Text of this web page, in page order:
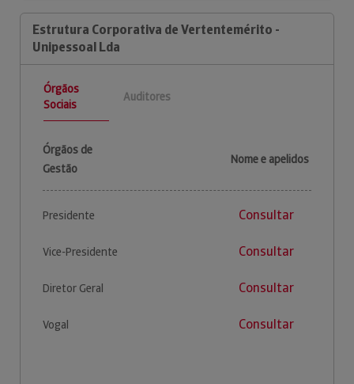
Estrutura Corporativa de Vertentemérito -
Unipessoal Lda
Órgãos
Sociais
Auditores
Órgãos de
Gestão
Nome e apelidos
Presidente Consultar
Vice-Presidente Consultar
Diretor Geral Consultar
Vogal Consultar